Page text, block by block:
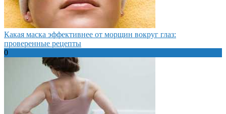
Какая маска эффективнее от морщин вокруг глаз:
проверенные рецепты
0